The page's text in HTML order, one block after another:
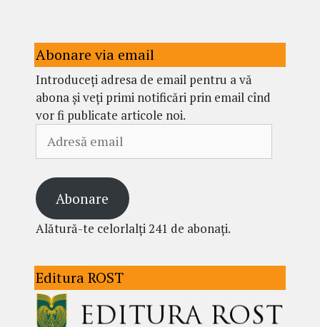
Abonare via email
Introduceți adresa de email pentru a vă
abona și veți primi notificări prin email cînd
vor fi publicate articole noi.
email
Abonare
Alătură-te celorlalți 241 de abonați.
Editura ROST